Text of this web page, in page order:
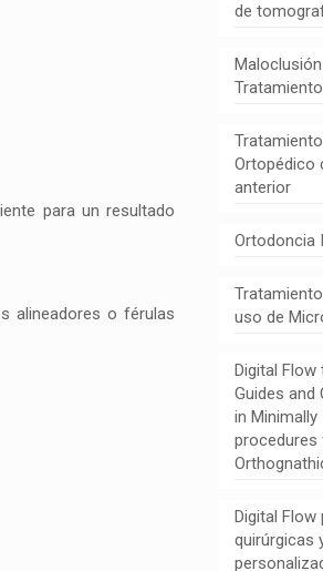
para un resultado
alineadores o férulas
de
Ortopédico
anterior
Ortodoncia
uso de
Digital Flow
Guides and
in Minimally
procedures
Digital Flow
quirúrgicas